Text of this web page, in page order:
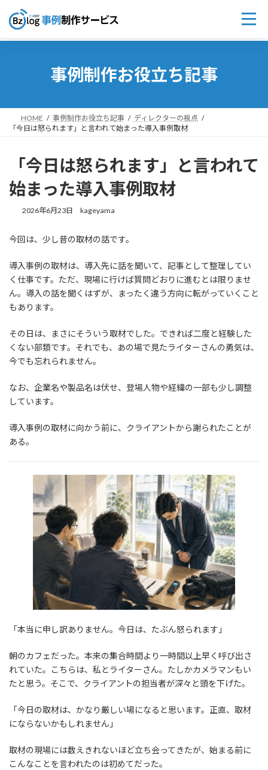
へ
ョ
事例制作お役立ち記事
HOME 事例制作お役立ち記事
ディレクターの視点
「今日は怒られます」と言われて始まった導入事例取材
「今日は怒られます」と言われて
始まった導入事例取材
2026年6月23日 kageyama
今回は、少し昔の取材の話です。
導入事例の取材は、導入先に話を聞いて、記事として整理してい
く仕事です。ただ、現場に行けば質問どおりに進むとは限りませ
ん。導入の話を聞くはずが、まったく違う方向に転がっていくこと
もあります。
その日は、まさにそういう取材でした。できれば二度と経験した
くない部類です。それでも、あの場で見たライターさんの勇気は、
今でも忘れられません。
なお、企業名や製品名は伏せ、登場人物や経緯の一部も少し調整
しています。
導入事例の取材に向かう前に、クライアントから謝られたことが
ある。
「本当に申し訳ありません。今日は、たぶん怒られます」
朝のカフェだった。本来の集合時間より一時間以上早く呼び出さ
れていた。こちらは、私とライターさん。たしかカメラマンもい
たと思う。そこで、クライアントの担当者が深々と頭を下げた。
「今日の取材は、かなり厳しい場になると思います。正直、取材
にならないかもしれません」
取材の現場には数えきれないほど立ち会ってきたが、始まる前に
こんなことを言われたのは初めてだった。